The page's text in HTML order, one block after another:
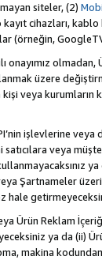
siteler, (2)
cihazları, kablo
(örneğin,
onayımız
üzere
kişi veya
işlevlerine
satıcılara veya
Şartnameler
hale
Ürün Reklam
ya da (ii)
makina